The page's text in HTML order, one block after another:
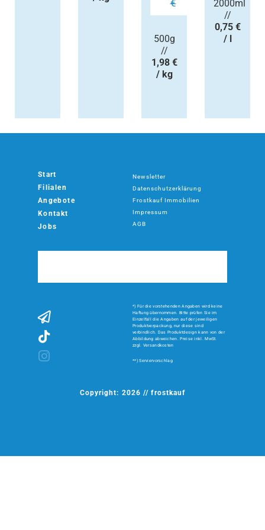
€
500g
//
1,98 €
/ kg
2000ml
//
0,75 €
/ l
Start
Filialen
Angebote
Kontakt
Jobs
Newsletter
Datenschutzerklärung
Frostkauf Immobilien
Impressum
AGB
*) Für die vorstehenden Angaben wird keine
Haftung übernommen. Bitte prüfen Sie im
Einzelfall die Angaben auf der jeweiligen
Produktverpackung, nur diese sind
verbindlich. Das Produktdesign kann von der
Abbildung abweichen. Preise inkl. MwSt.
zzgl. Versandkosten
**) Serviervorschlag
Copyright: 2026 // frostkauf